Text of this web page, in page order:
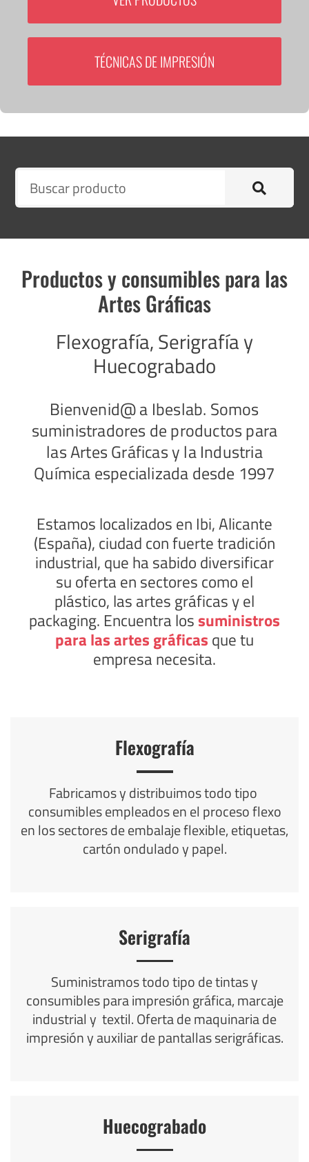
TÉCNICAS DE IMPRESIÓN
Productos y consumibles para las
Artes Gráficas
Flexografía, Serigrafía y
Huecograbado
Bienvenid@ a Ibeslab. Somos
suministradores de productos para
las Artes Gráficas y la Industria
Química especializada desde 1997
Estamos localizados en Ibi, Alicante
(España), ciudad con fuerte tradición
industrial, que ha sabido diversificar
su oferta en sectores como el
plástico, las artes gráficas y el
packaging. Encuentra lossuministros
para las artes gráficas que tu
empresa necesita.
Flexografía
Fabricamos y distribuimos todo tipo
consumibles empleados en el proceso flexo
en los sectores de embalaje flexible, etiquetas,
cartón ondulado y papel.
Serigrafía
Suministramos todo tipo de tintas y
consumibles para impresión gráfica, marcaje
industrial y textil. Oferta de maquinaria de
impresión y auxiliar de pantallas serigráficas.
Huecograbado